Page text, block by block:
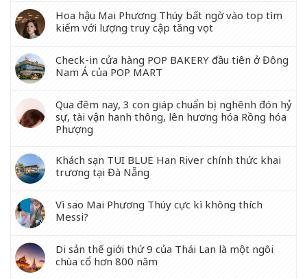
Hoa hậu Mai Phương Thúy bất ngờ vào top tìm
kiếm với lượng truy cập tăng vọt
Check-in cửa hàng POP BAKERY đầu tiên ở Đông
Nam Á của POP MART
Qua đêm nay, 3 con giáp chuẩn bị nghênh đón hỷ
sự, tài vận hanh thông, lên hương hóa Rồng hóa
Phượng
Khách sạn TUI BLUE Han River chính thức khai
trương tại Đà Nẵng
Vì sao Mai Phương Thúy cực kì không thích
Messi?
Di sản thế giới thứ 9 của Thái Lan là một ngôi
chùa cổ hơn 800 năm